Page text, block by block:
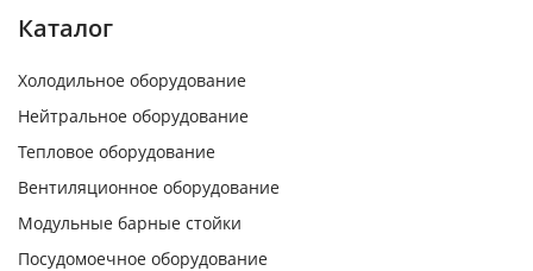
Каталог
Холодильное оборудование
Нейтральное оборудование
Тепловое оборудование
Вентиляционное оборудование
Модульные барные стойки
Посудомоечное оборудование